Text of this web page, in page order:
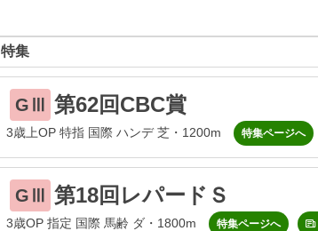
特集
GⅢ 第62回CBC賞
3歳上OP 特指 国際 ハンデ 芝・1200m 特集ページへ
GⅢ 第18回レパードＳ
3歳OP 指定 国際 馬齢 ダ・1800m 特集ページへ